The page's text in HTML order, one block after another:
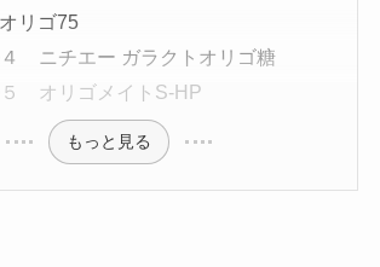
リゴ75
ニチエー ガラクトオリゴ糖
オリゴメイトS-HP
もっと見る